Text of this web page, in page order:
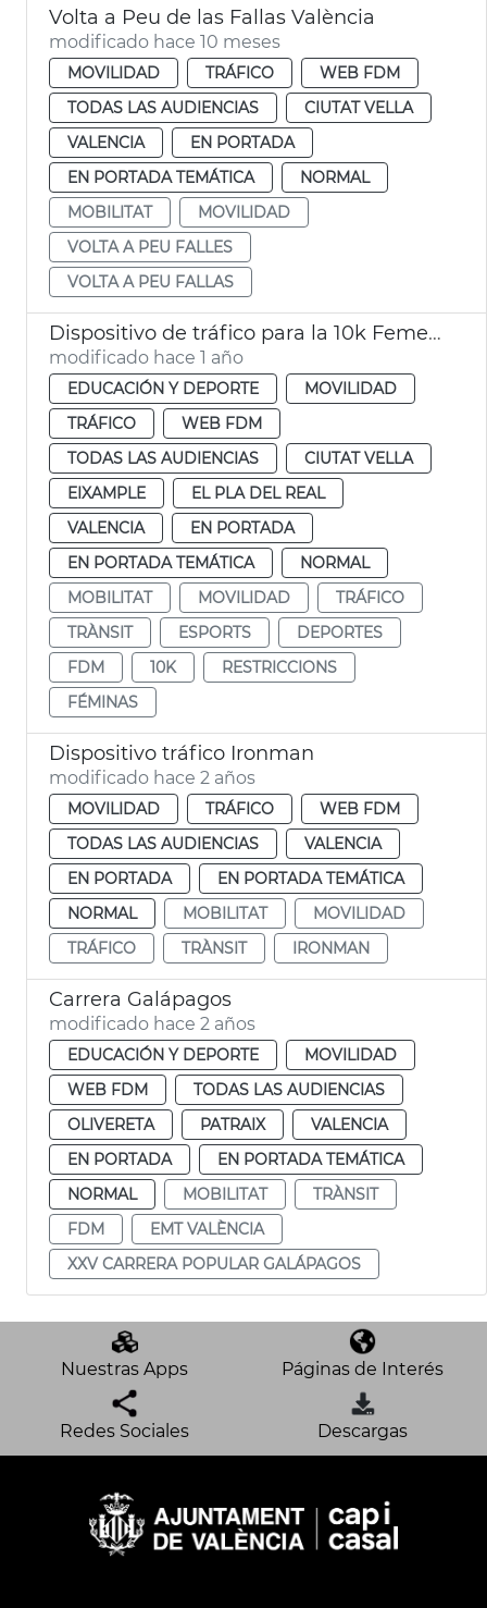
Volta a Peu de las Fallas València
modificado hace 10 meses
MOVILIDAD TRÁFICO
WEB FDM
TODAS LAS AUDIENCIAS
CIUTAT VELLA
VALENCIA
EN PORTADA
EN PORTADA TEMÁTICA
NORMAL
MOBILITAT
MOVILIDAD
VOLTA A PEU FALLES
VOLTA A PEU FALLAS
Dispositivo de tráfico para la 10k Femenina
modificado hace 1 año
EDUCACIÓN Y DEPORTE
MOVILIDAD
TRÁFICO
WEB FDM
TODAS LAS AUDIENCIAS
CIUTAT VELLA
EIXAMPLE
EL PLA DEL REAL
VALENCIA
EN PORTADA
EN PORTADA TEMÁTICA
NORMAL
MOBILITAT
MOVILIDAD
TRÁFICO
TRÀNSIT
ESPORTS
DEPORTES
FDM
10K
RESTRICCIONS
FÉMINAS
Dispositivo tráfico Ironman
modificado hace 2 años
MOVILIDAD TRÁFICO
WEB FDM
TODAS LAS AUDIENCIAS
VALENCIA
EN PORTADA
EN PORTADA TEMÁTICA
NORMAL
MOBILITAT
MOVILIDAD
TRÁFICO
TRÀNSIT IRONMAN
Carrera Galápagos
modificado hace 2 años
EDUCACIÓN Y DEPORTE
MOVILIDAD
WEB FDM
TODAS LAS AUDIENCIAS
OLIVERETA
PATRAIX
VALENCIA
EN PORTADA
EN PORTADA TEMÁTICA
NORMAL
MOBILITAT
TRÀNSIT
FDM
EMT VALÈNCIA
XXV CARRERA POPULAR GALÁPAGOS
Nuestras Apps Páginas de Interés
Redes Sociales Descargas